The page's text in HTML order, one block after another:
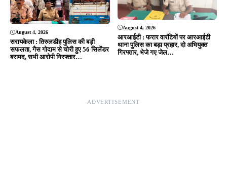
August 4, 2026
सरायकेला : तिरुलडीह पुलिस की बड़ी
सफलता, गैस गोदाम से चोरी हुए 56 सिलेंडर
बरामद, सभी आरोपी गिरफ्तार…
August 4, 2026
आरआईटी : फरार वारंटियों पर आरआईटी
थाना पुलिस का बड़ा प्रहार, दो अभियुक्त
गिरफ्तार, भेजे गए जेल…
ADVERTISEMENT